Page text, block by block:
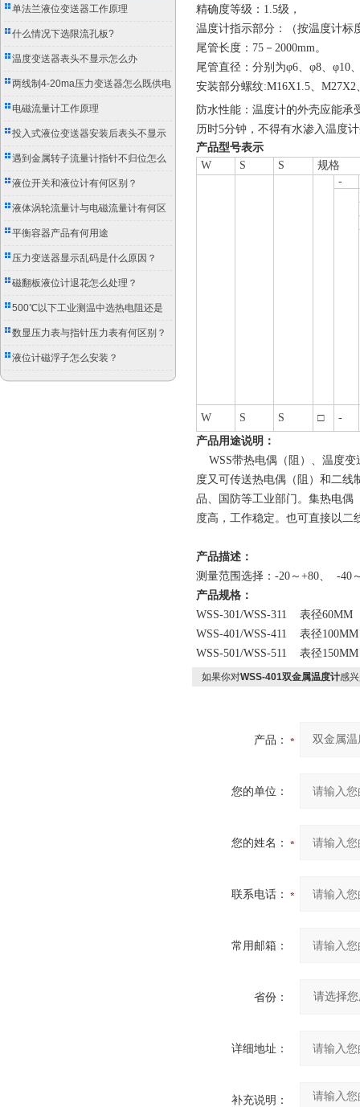
单法兰液位变送器工作原理
什么情况下选限流孔板?
温度变送器表头不显示怎么办
两线制4-20ma压力变送器怎么既供电
又传信号？
电磁流量计工作原理
投入式液位变送器安装后表头不显示
怎么办？
遇到金属转子流量计指针不归位怎么
办？
液位开关和液位计有何区别？
液体涡轮流量计与电磁流量计有何区
别？
平衡容器产品有何用途
压力变送器显示乱码是什么原因？
磁翻板液位计退花怎么处理？
500℃以下工业测温中选热电阻还是
双金属温度计？
数显压力表与指针压力表有何区别？
液位计磁浮子怎么安装？
精确度等级：1.5级，
温度计指示部分：（按温度计标
尾管长度：75－2000mm。
尾管直径：分别为φ6、φ8、φ10
安装部分螺纹:M16X1.5、
防水性能：温度计的外壳应能承
历时5分钟，不得有水渗入温度
产品型号表示
W
S S
规格
-
W S S □
-
产品用途说明：
WSS带热电偶（阻）、温度变
度又可传送热电偶（阻）和二
品、国防等工业部门。集热电偶
度高，工作稳定。也可直接以
产品描述：
测量范围选择：-20～+80、 -40
产品规格：
WSS-301/WSS-311 表径
WSS-401/WSS-411 表径
WSS-501/WSS-511 表径
如果你对WSS-401双金属温度计感
产品：
您的单位：
您的姓名：
联系电话：
常用邮箱：
省份：
详细地址：
补充说明：